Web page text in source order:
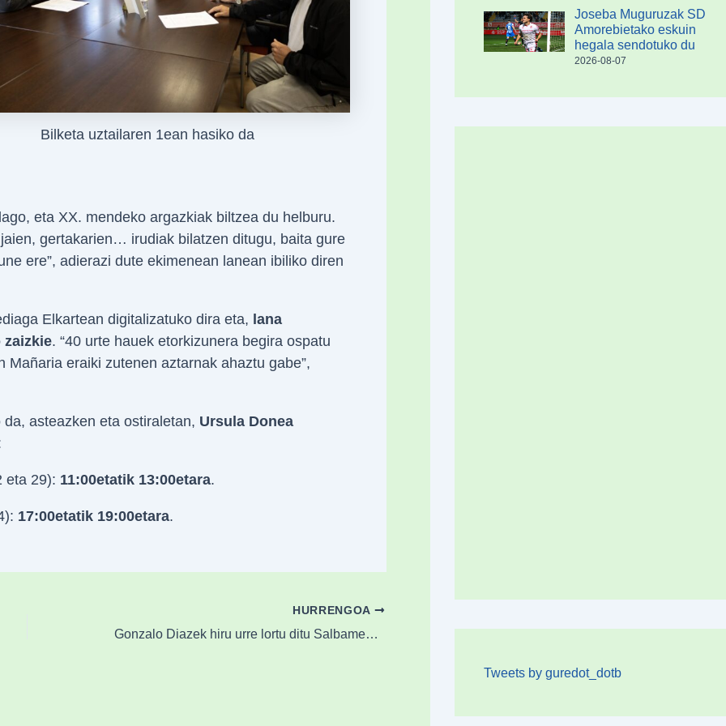
Bilketa uztailaren 1ean hasiko da
eta XX. mendeko argazkiak biltzea du helburu.
gertakarien… irudiak bilatzen ditugu, baita gure
ere”, adierazi dute ekimenean lanean ibiliko diren
Elkartean digitalizatuko dira eta, lana
zaizkie. “40 urte hauek etorkizunera begira ospatu
eraiki zutenen aztarnak ahaztu gabe”,
asteazken eta ostiraletan, Ursula Donea
eta 29): 11:00etatik 13:00etara.
17:00etatik 19:00etara.
HURRENGOA
Gonzalo Diazek hiru urre lortu ditu Salbamendu eta Sorospeneko Espainiako Txapelketan
Joseba Muguruzak SD
Amorebietako eskuin
hegala sendotuko du
2026-08-07
Tweets by guredot_dotb